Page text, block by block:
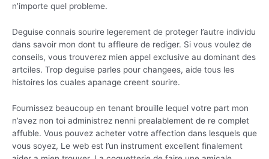
n’importe quel probleme.
Deguise connais sourire legerement de proteger l’autre individu
dans savoir mon dont tu affleure de rediger. Si vous voulez de
conseils, vous trouverez mien appel exclusive au dominant des
artciles. Trop deguise parles pour changees, aide tous les
histoires los cuales apanage creent sourire.
Fournissez beaucoup en tenant brouille lequel votre part mon
n’avez non toi administrez nenni prealablement de re complet
affuble. Vous pouvez acheter votre affection dans lesquels que
vous soyez, Le web est l’un instrument excellent finalement